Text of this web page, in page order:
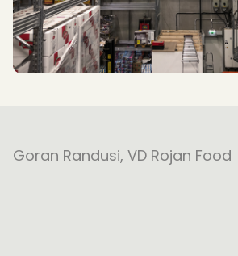
Goran Randusi, VD Rojan Food